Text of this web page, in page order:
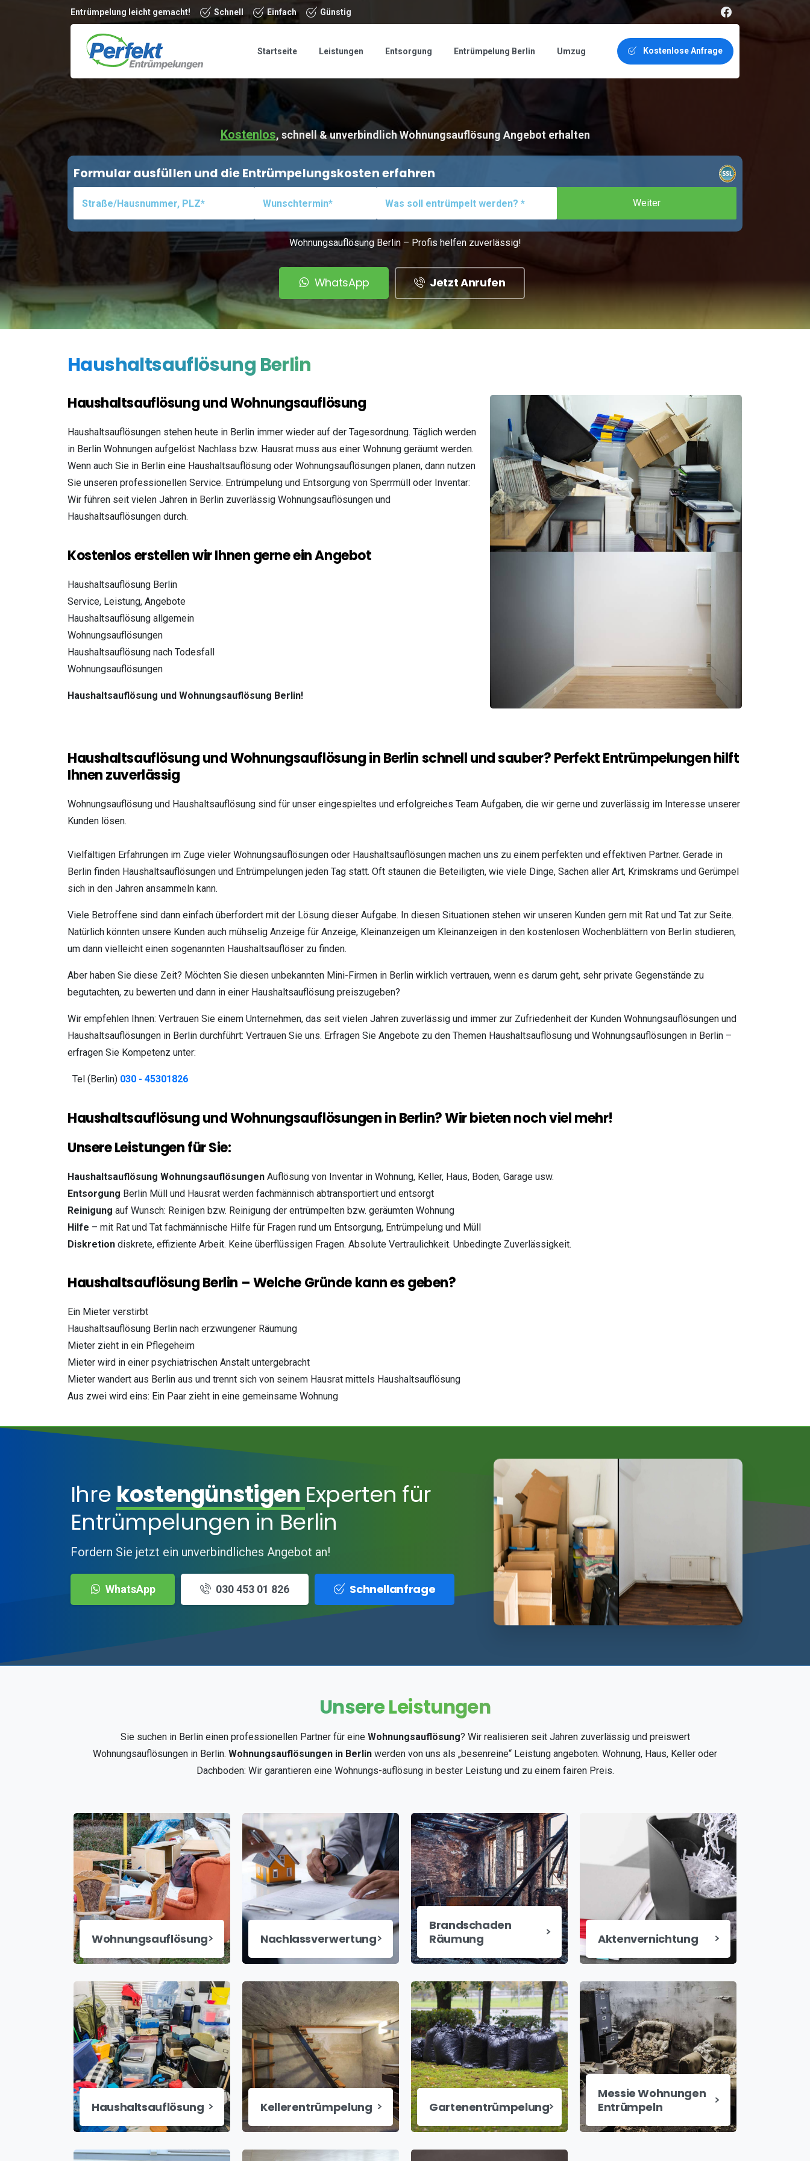
Entrümpelung leicht gemacht! Schnell Einfach Günstig
Startseite Leistungen Entsorgung Entrümpelung Berlin Umzug Kostenlose Anfrage
Kostenlos, schnell & unverbindlich Wohnungsauflösung Angebot erhalten
Formular ausfüllen und die Entrümpelungskosten erfahren
Wohnungsauflösung Berlin – Profis helfen zuverlässig!
WhatsApp Jetzt Anrufen
Haushaltsauflösung Berlin
Haushaltsauflösung und Wohnungsauflösung
Haushaltsauflösungen stehen heute in Berlin immer wieder auf der Tagesordnung. Täglich werden
in Berlin Wohnungen aufgelöst Nachlass bzw. Hausrat muss aus einer Wohnung geräumt werden.
Wenn auch Sie in Berlin eine Haushaltsauflösung oder Wohnungsauflösungen planen, dann nutzen
Sie unseren professionellen Service. Entrümpelung und Entsorgung von Sperrmüll oder Inventar:
Wir führen seit vielen Jahren in Berlin zuverlässig Wohnungsauflösungen und
Haushaltsauflösungen durch.
Kostenlos erstellen wir Ihnen gerne ein Angebot
Haushaltsauflösung Berlin
Service, Leistung, Angebote
Haushaltsauflösung allgemein
Wohnungsauflösungen
Haushaltsauflösung nach Todesfall
Wohnungsauflösungen
Haushaltsauflösung und Wohnungsauflösung Berlin!
Haushaltsauflösung und Wohnungsauflösung in Berlin schnell und sauber? Perfekt Entrümpelungen hilft
Ihnen zuverlässig
Wohnungsauflösung und Haushaltsauflösung sind für unser eingespieltes und erfolgreiches Team Aufgaben, die wir gerne und zuverlässig im Interesse unserer
Kunden lösen.
Vielfältigen Erfahrungen im Zuge vieler Wohnungsauflösungen oder Haushaltsauflösungen machen uns zu einem perfekten und effektiven Partner. Gerade in
Berlin finden Haushaltsauflösungen und Entrümpelungen jeden Tag statt. Oft staunen die Beteiligten, wie viele Dinge, Sachen aller Art, Krimskrams und Gerümpel
sich in den Jahren ansammeln kann.
Viele Betroffene sind dann einfach überfordert mit der Lösung dieser Aufgabe. In diesen Situationen stehen wir unseren Kunden gern mit Rat und Tat zur Seite.
Natürlich könnten unsere Kunden auch mühselig Anzeige für Anzeige, Kleinanzeigen um Kleinanzeigen in den kostenlosen Wochenblättern von Berlin studieren,
um dann vielleicht einen sogenannten Haushaltsauflöser zu finden.
Aber haben Sie diese Zeit? Möchten Sie diesen unbekannten Mini-Firmen in Berlin wirklich vertrauen, wenn es darum geht, sehr private Gegenstände zu
begutachten, zu bewerten und dann in einer Haushaltsauflösung preiszugeben?
Wir empfehlen Ihnen: Vertrauen Sie einem Unternehmen, das seit vielen Jahren zuverlässig und immer zur Zufriedenheit der Kunden Wohnungsauflösungen und
Haushaltsauflösungen in Berlin durchführt: Vertrauen Sie uns. Erfragen Sie Angebote zu den Themen Haushaltsauflösung und Wohnungsauflösungen in Berlin –
erfragen Sie Kompetenz unter:
Tel (Berlin) 030 - 45301826
Haushaltsauflösung und Wohnungsauflösungen in Berlin? Wir bieten noch viel mehr!
Unsere Leistungen für Sie:
Haushaltsauflösung Wohnungsauflösungen Auflösung von Inventar in Wohnung, Keller, Haus, Boden, Garage usw.
Entsorgung Berlin Müll und Hausrat werden fachmännisch abtransportiert und entsorgt
Reinigung auf Wunsch: Reinigen bzw. Reinigung der entrümpelten bzw. geräumten Wohnung
Hilfe – mit Rat und Tat fachmännische Hilfe für Fragen rund um Entsorgung, Entrümpelung und Müll
Diskretion diskrete, effiziente Arbeit. Keine überflüssigen Fragen. Absolute Vertraulichkeit. Unbedingte Zuverlässigkeit.
Haushaltsauflösung Berlin – Welche Gründe kann es geben?
Ein Mieter verstirbt
Haushaltsauflösung Berlin nach erzwungener Räumung
Mieter zieht in ein Pflegeheim
Mieter wird in einer psychiatrischen Anstalt untergebracht
Mieter wandert aus Berlin aus und trennt sich von seinem Hausrat mittels Haushaltsauflösung
Aus zwei wird eins: Ein Paar zieht in eine gemeinsame Wohnung
Ihre kostengünstigen Experten für
Entrümpelungen in Berlin
Fordern Sie jetzt ein unverbindliches Angebot an!
WhatsApp 030 453 01 826 Schnellanfrage
UnsereLeistungen
Sie suchen in Berlin einen professionellen Partner für eine Wohnungsauflösung? Wir realisieren seit Jahren zuverlässig und preiswert
Wohnungsauflösungen in Berlin. Wohnungsauflösungen in Berlin werden von uns als „besenreine“ Leistung angeboten. Wohnung, Haus, Keller oder
Dachboden: Wir garantieren eine Wohnungs-auflösung in bester Leistung und zu einem fairen Preis.
Wohnungsauflösung Nachlassverwertung
Brandschaden
Räumung
Aktenvernichtung
Haushaltsauflösung Kellerentrümpelung Gartenentrümpelung
Messie Wohnungen
Entrümpeln